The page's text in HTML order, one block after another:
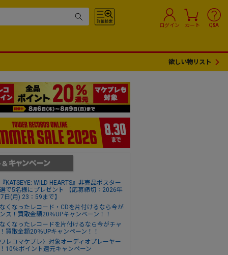
ログイン カート Q&A
欲しい物リスト
KATSEYE: WILD HEARTS』非売品ポスター
で5名様にプレゼント 【応募締切：2026年
日(月) 23：59まで】
くなったレコード・CDを片付けるなら今が
ス！買取金額20％UPキャンペーン！！
くなったレコードを片付けるなら今がチャ
買取金額20％UPキャンペーン！！
ワレコマケプレ〉対象オーディオプレーヤー
10％ポイント還元キャンペーン